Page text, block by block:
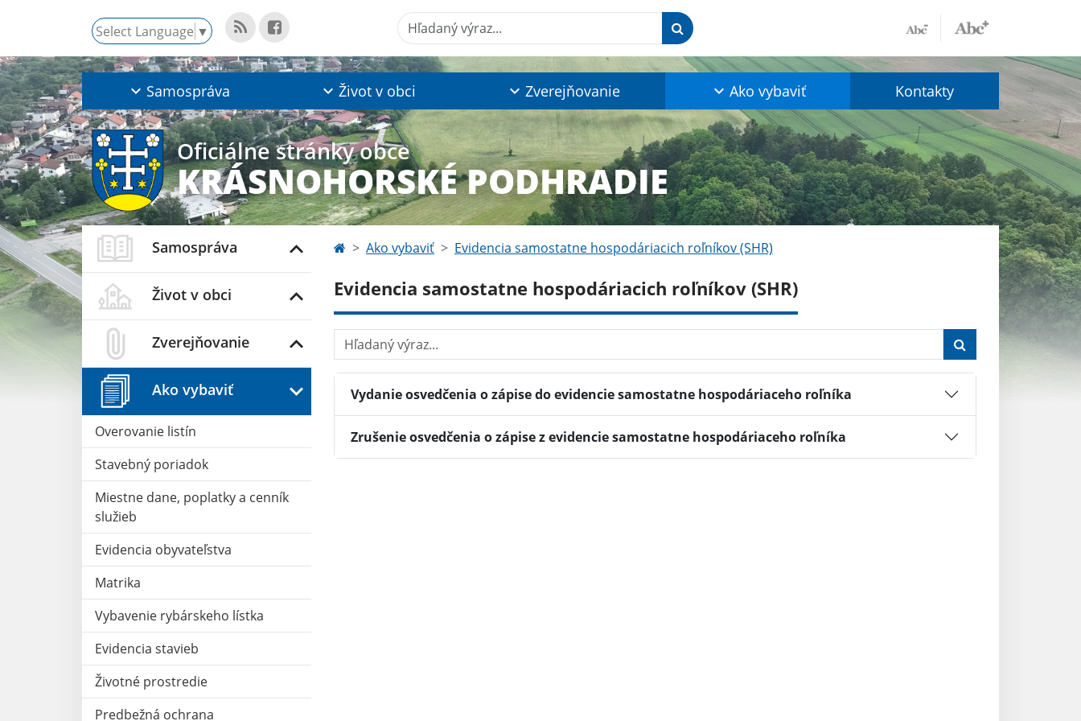
Select Language ▼
Hľadaný výraz...
Samospráva Život v obci Zverejňovanie Ako vybaviť Kontakty
Oficiálne stránky obce
KRÁSNOHORSKÉ PODHRADIE
Samospráva
Život v obci
Zverejňovanie
Ako vybaviť
Overovanie listín
Stavebný poriadok
Miestne dane, poplatky a cenník
služieb
Evidencia obyvateľstva
Matrika
Vybavenie rybárskeho lístka
Evidencia stavieb
Životné prostredie
Predbežná ochrana
Ako vybaviť Evidencia samostatne hospodáriacich roľníkov (SHR)
Evidencia samostatne hospodáriacich roľníkov (SHR)
Hľadaný výraz...
Vydanie osvedčenia o zápise do evidencie samostatne hospodáriaceho roľníka
Zrušenie osvedčenia o zápise z evidencie samostatne hospodáriaceho roľníka